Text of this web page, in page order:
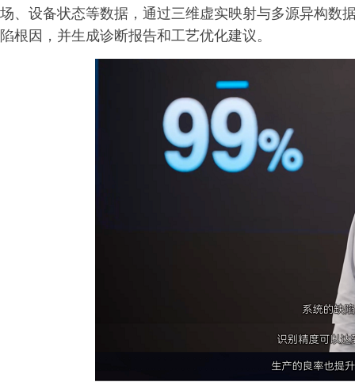
场、设备状态等数据，通过三维虚实映射与多源异构数
陷根因，并生成诊断报告和工艺优化建议。